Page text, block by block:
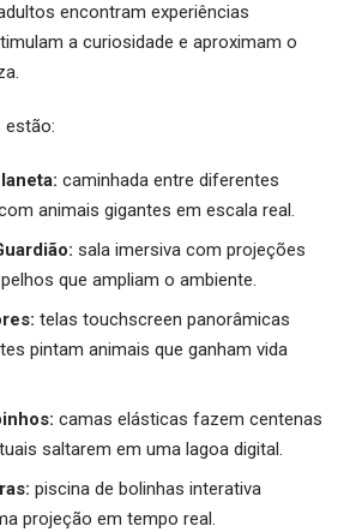
encontram experiências
a curiosidade e aproximam o
estão:
caminhada entre diferentes
animais gigantes em escala real.
sala imersiva com projeções
que ampliam o ambiente.
telas touchscreen panorâmicas
pintam animais que ganham vida
camas elásticas fazem centenas
saltarem em uma lagoa digital.
piscina de bolinhas interativa
projeção em tempo real.